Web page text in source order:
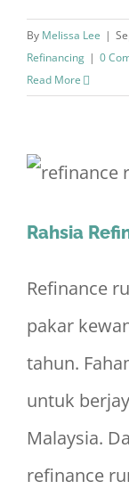
By Melissa Lee |
Refinancing | 0
Read More
Rahsia
Refinance
pakar
tahun.
untuk
Malaysia.
refinance